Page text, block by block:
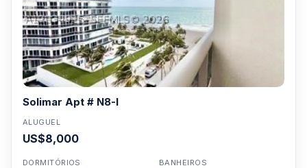
Solimar Apt # N8-I
ALUGUEL
US$8,000
DORMITÓRIOS BANHEIROS